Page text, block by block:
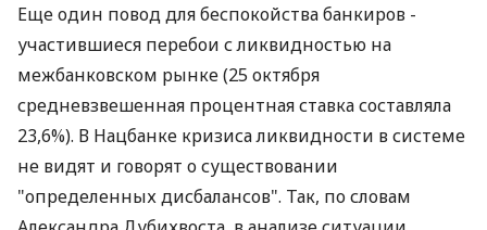
8 грн. за доллар. "Любые колебания не выйдут
значительно за этот уровень. Для этого
существуют надежные макроэкономические
основания", - уверял недавно руководитель
группы советников главы Нацбанка Валерий
Литвицкий.
Еще один повод для беспокойства банкиров -